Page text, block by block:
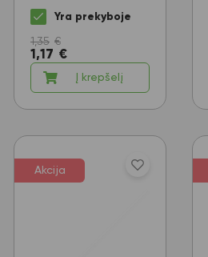
Yra prekyboje
1,35 €
1,17 €
Į krepšelį
Akcija